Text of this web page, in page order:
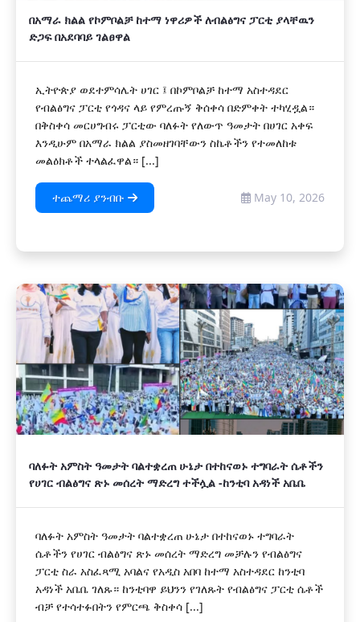
በአማራ ክልል የኮምቦልቻ ከተማ ነዋሪዎች ለብልፅግና ፓርቲ ያላቸዉን
ድጋፍ በአደባባይ ገልፀዋል
ኢትዮጵያ ወደተምሳሌት ሀገር ፤ በኮምቦልቻ ከተማ አስተዳደር
የብልፅግና ፓርቲ የጎዳና ላይ የምረጡኝ ቅሰቀሳ በድምቀት ተካሂዷል።
በቅስቀሳ መርሀግብሩ ፓርቲው ባለፉት የለውጥ ዓመታት በሀገር አቀፍ
እንዲሁም በአማራ ክልል ያስመዘገባቸውን ስኬቶችን የተመለከቱ
መልዕክቶች ተላልፈዋል። [...]
ተጨማሪ ያንብቡ May 10, 2026
ባለፉት አምስት ዓመታት ባልተቋረጠ ሁኔታ በተከናወኑ ተግባራት ሴቶችን
የሀገር ብልፅግና ጽኑ መሰረት ማድረግ ተችሏል -ከንቲባ አዳነች አቤቤ
ባለፉት አምስት ዓመታት ባልተቋረጠ ሁኔታ በተከናወኑ ተግባራት
ሴቶችን የሀገር ብልፅግና ጽኑ መሰረት ማድረግ መቻሉን የብልፅግና
ፓርቲ ስራ አስፈጻሚ አባልና የአዲስ አበባ ከተማ አስተዳደር ከንቲባ
አዳነች አቤቤ ገለጹ። ከንቲባዋ ይህንን የገለጹት የብልፅግና ፓርቲ ሴቶች
ብቻ የተሳተፉበትን የምርጫ ቅስቀሳ [...]